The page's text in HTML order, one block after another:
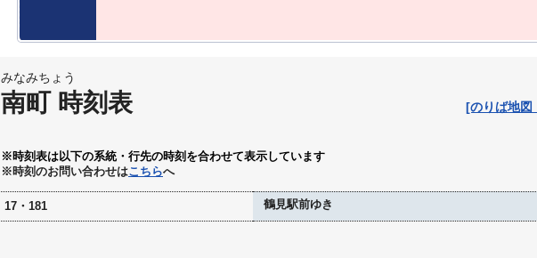
みなみちょう
南町 時刻表 [のりば地図
※時刻表は以下の系統・行先の時刻を合わせて表示しています
※時刻のお問い合わせはこちらへ
17・181 鶴見駅前ゆき